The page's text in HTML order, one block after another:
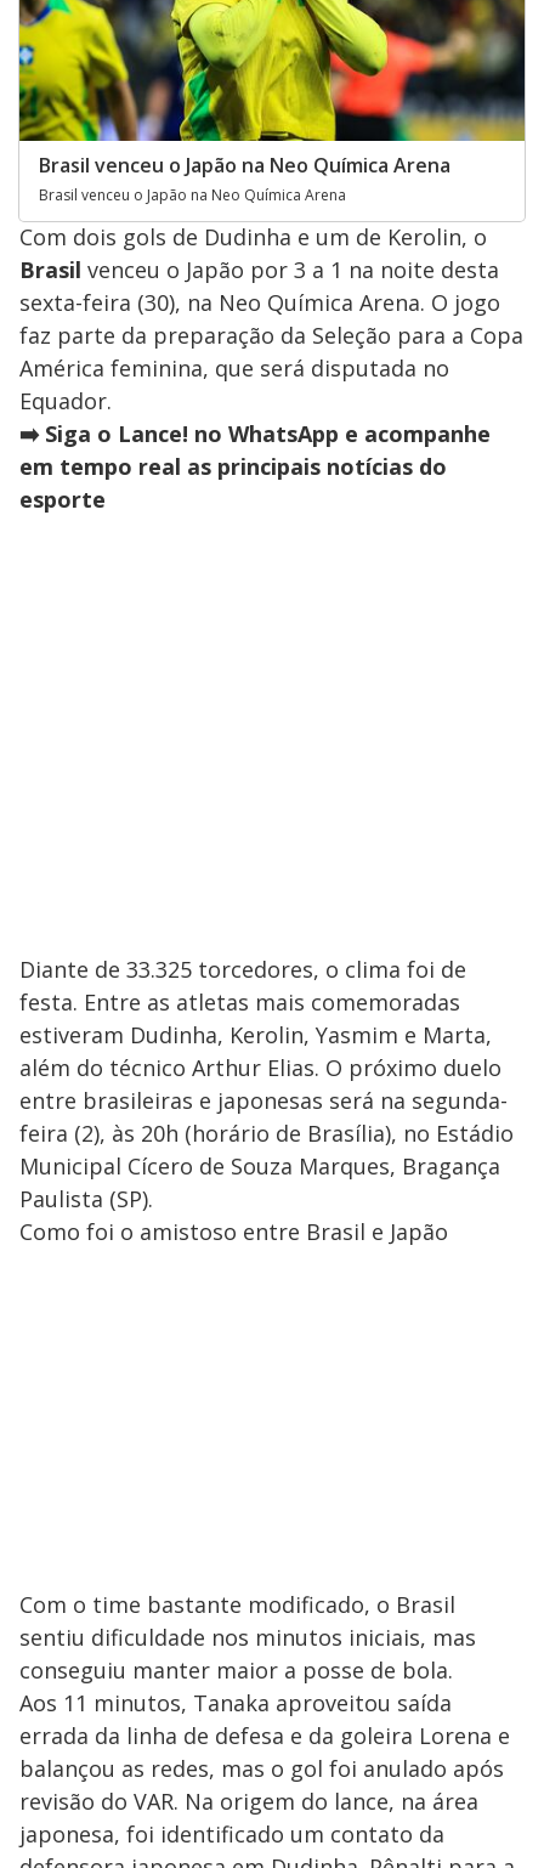
Brasil venceu o Japão na Neo Química Arena
Brasil venceu o Japão na Neo Química Arena
Com dois gols de Dudinha e um de Kerolin, o
Brasil venceu o Japão por 3 a 1 na noite desta
sexta-feira (30), na Neo Química Arena. O jogo
faz parte da preparação da Seleção para a Copa
América feminina, que será disputada no
Equador.
➡️ Siga o Lance! no WhatsApp e acompanhe
em tempo real as principais notícias do
esporte
Diante de 33.325 torcedores, o clima foi de
festa. Entre as atletas mais comemoradas
estiveram Dudinha, Kerolin, Yasmim e Marta,
além do técnico Arthur Elias. O próximo duelo
entre brasileiras e japonesas será na segunda-
feira (2), às 20h (horário de Brasília), no Estádio
Municipal Cícero de Souza Marques, Bragança
Paulista (SP).
Como foi o amistoso entre Brasil e Japão
Com o time bastante modificado, o Brasil
sentiu dificuldade nos minutos iniciais, mas
conseguiu manter maior a posse de bola.
Aos 11 minutos, Tanaka aproveitou saída
errada da linha de defesa e da goleira Lorena e
balançou as redes, mas o gol foi anulado após
revisão do VAR. Na origem do lance, na área
japonesa, foi identificado um contato da